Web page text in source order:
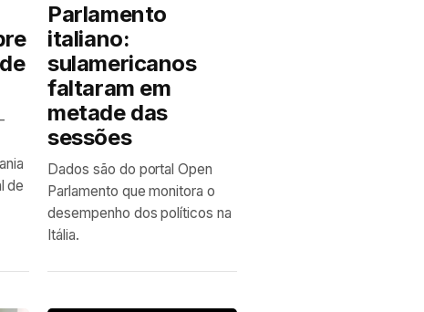
de
Parlamento
italiano:
sulamericanos
faltaram em
metade das
sessões
Dados são do portal Open
Parlamento que monitora o
desempenho dos políticos na
Itália.